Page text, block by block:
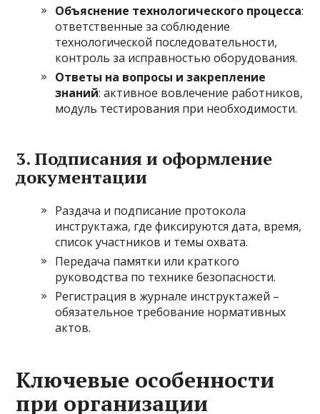
Объяснение технологического процесса:
ответственные за соблюдение
технологической последовательности,
контроль за исправностью оборудования.
Ответы на вопросы и закрепление
знаний: активное вовлечение работников,
модуль тестирования при необходимости.
3. Подписания и оформление
документации
Раздача и подписание протокола
инструктажа, где фиксируются дата, время,
список участников и темы охвата.
Передача памятки или краткого
руководства по технике безопасности.
Регистрация в журнале инструктажей –
обязательное требование нормативных
актов.
Ключевые особенности
при организации